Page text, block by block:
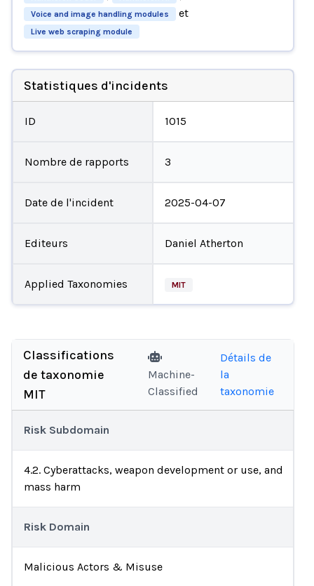
Voice and image handling modules et
Live web scraping module
Statistiques d'incidents
ID 1015
Nombre de rapports 3
Date de l'incident 2025-04-07
Editeurs Daniel Atherton
Applied Taxonomies MIT
Classifications
de taxonomie
MIT
Machine-
Classified
Détails de
la
taxonomie
Risk Subdomain
4.2. Cyberattacks, weapon development or use, and
mass harm
Risk Domain
Malicious Actors & Misuse